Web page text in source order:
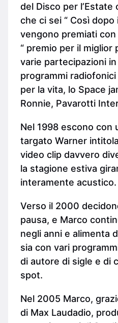
del Disco per l’Estate
che ci sei “ Così
vengono premiati con
“ premio per il miglior
varie partecipazioni
programmi
per la vita, lo Space
Ronnie, Pavarotti
Nel 1998 escono con
targato Warner
video clip davvero
la stagione estiva
interamente acustico.
Verso il 2000
pausa, e Marco
negli anni e alimenta
sia con vari
di autore di sigle e di
spot.
Nel 2005 Marco,
di Max Laudadio,